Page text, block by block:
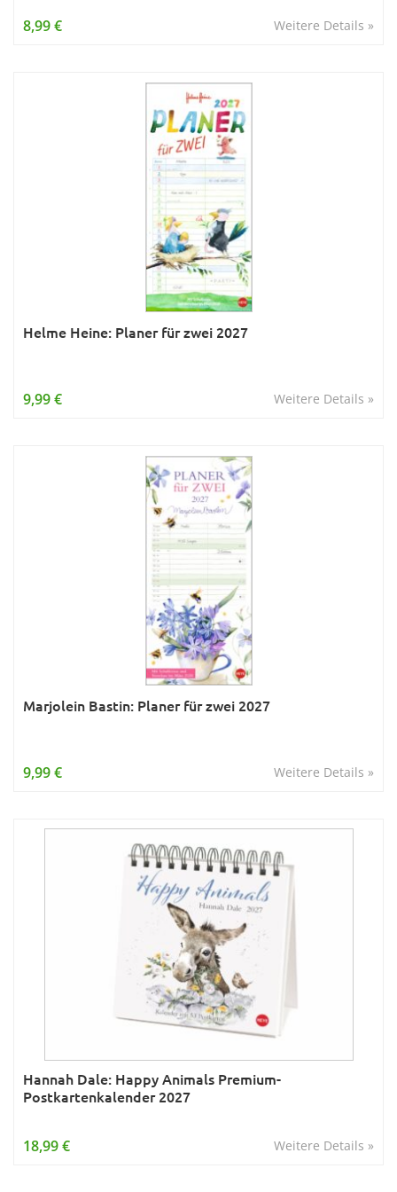
Young Adult
Weitere Details »
8,99 €
Helme Heine: Planer für zwei 2027
Weitere Details »
9,99 €
Marjolein Bastin: Planer für zwei 2027
Weitere Details »
9,99 €
Hannah Dale: Happy Animals Premium-
Postkartenkalender 2027
Weitere Details »
18,99 €